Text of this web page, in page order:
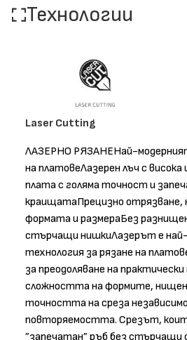
Технологии
Laser Cutting
ЛАЗЕРНО РЯЗАНЕНай-
на платовеЛазерен лъч с
плата с голяма точност и
краищатаПрецизно отрязване,
формата и размераБез
стърчащи нишкиЛазерът е
технология за рязане на
за преодоляване на
сложността на формите,
точността на среза
повторяемостта. Срезът,
”запечатан” ръб без стърчащи